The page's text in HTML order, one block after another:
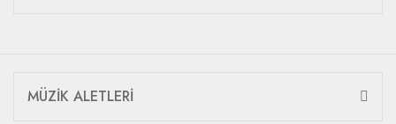
MÜZİK ALETLERİ